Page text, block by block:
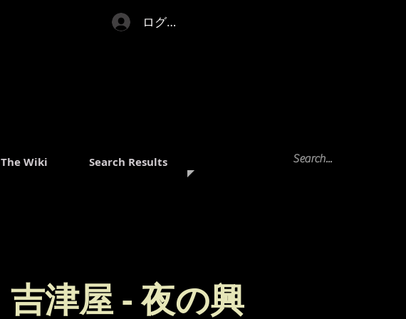
ログイン
The Wiki Search Results
吉津屋 - 夜の興